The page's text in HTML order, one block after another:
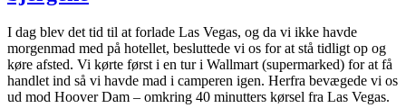
I dag blev det tid til at forlade Las Vegas, og da vi ikke havde
morgenmad med på hotellet, besluttede vi os for at stå tidligt op og
køre afsted. Vi kørte først i en tur i Wallmart (supermarked) for at få
handlet ind så vi havde mad i camperen igen. Herfra bevægede vi os
ud mod Hoover Dam – omkring 40 minutters kørsel fra Las Vegas.